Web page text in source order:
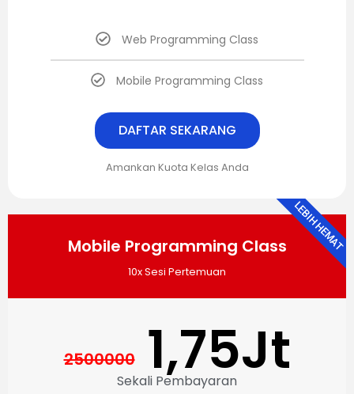
Web Programming Class
Mobile Programming Class
DAFTAR SEKARANG
Amankan Kuota Kelas Anda
LEBIH HEMAT
Mobile Programming Class
10x Sesi Pertemuan
2500000 1,75Jt
Sekali Pembayaran